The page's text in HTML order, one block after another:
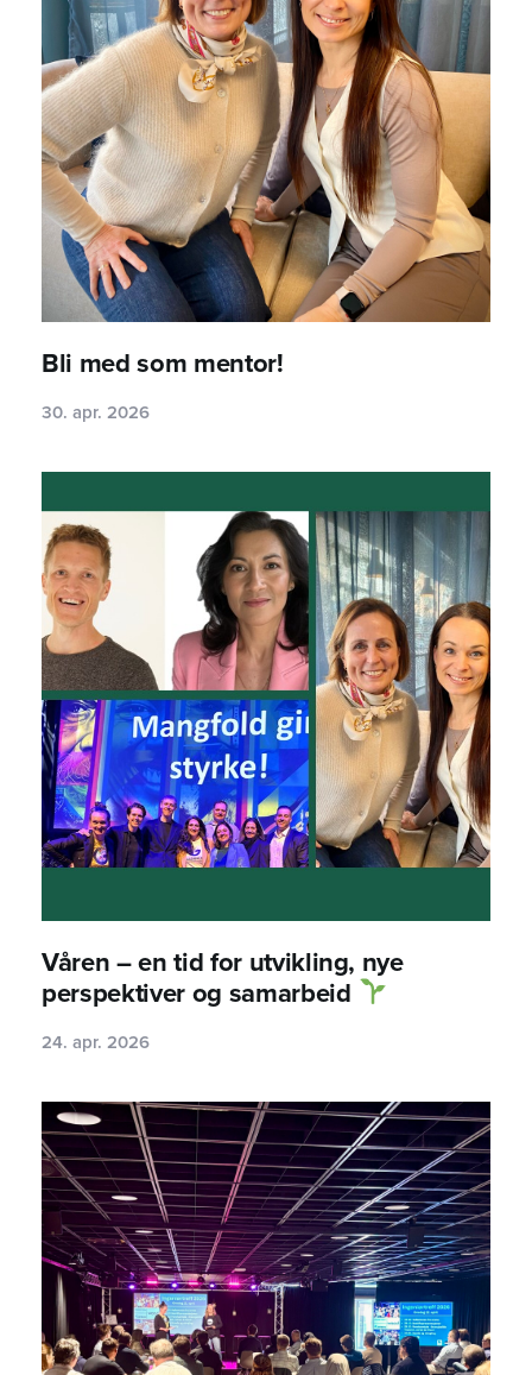
Bli med som mentor!
30. apr. 2026
Våren – en tid for utvikling, nye
perspektiver og samarbeid
24. apr. 2026